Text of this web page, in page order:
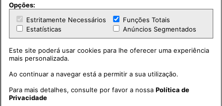
PUB
Opções:
Estritamente Necessários
Funções Totais
Estatísticas
Anúncios Segmentados
Este site poderá usar cookies para lhe oferecer uma experiência
mais personalizada.
Ao continuar a navegar está a permitir a sua utilização.
Para mais detalhes, consulte por favor a nossaPolítica de
Privacidade